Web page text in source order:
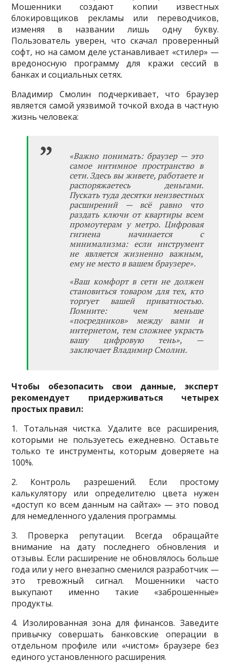
Мошенники создают копии известных
блокировщиков рекламы или переводчиков,
изменяя в названии лишь одну букву.
Пользователь уверен, что скачал проверенный
софт, но на самом деле устанавливает «стилер» —
вредоносную программу для кражи сессий в
банках и социальных сетях.
Владимир Смолин подчеркивает, что браузер
является самой уязвимой точкой входа в частную
жизнь человека:
«Важно понимать: браузер — это
самое интимное пространство в
сети. Здесь вы живете, работаете и
распоряжаетесь деньгами.
Пускать туда десятки неизвестных
расширений — всё равно что
раздать ключи от квартиры всем
промоутерам у метро. Цифровая
гигиена начинается с
минимализма: если инструмент
не является жизненно важным,
ему не место в вашем браузере».
«Ваш комфорт в сети не должен
становиться товаром для тех, кто
торгует вашей приватностью.
Помните: чем меньше
«посредников» между вами и
интернетом, тем сложнее украсть
вашу цифровую тень», —
заключает Владимир Смолин.
Чтобы обезопасить свои данные, эксперт
рекомендует придерживаться четырех
простых правил:
1. Тотальная чистка. Удалите все расширения,
которыми не пользуетесь ежедневно. Оставьте
только те инструменты, которым доверяете на
100%.
2. Контроль разрешений. Если простому
калькулятору или определителю цвета нужен
«доступ ко всем данным на сайтах» — это повод
для немедленного удаления программы.
3. Проверка репутации. Всегда обращайте
внимание на дату последнего обновления и
отзывы. Если расширение не обновлялось больше
года или у него внезапно сменился разработчик —
это тревожный сигнал. Мошенники часто
выкупают именно такие «заброшенные»
продукты.
4. Изолированная зона для финансов. Заведите
привычку совершать банковские операции в
отдельном профиле или «чистом» браузере без
единого установленного расширения.